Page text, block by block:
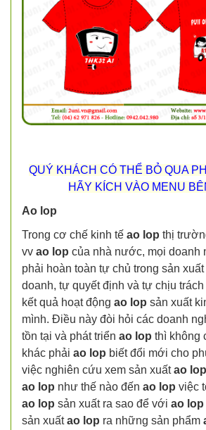
QUÝ KHÁCH CÓ THỂ BỎ QUA
HÃY KÍCH VÀO MENU
Ao lop
Trong cơ chế kinh tế ao lop thị
vv ao lop của nhà nước, mọi doanh
phải hoàn toàn tự chủ trong sản xuất
doanh, tự quyết định và tự chịu
kết quả hoạt động ao lop sản xuất
mình. Điều này đòi hỏi các doanh
tồn tại và phát triển ao lop thì không
khác phải ao lop biết đổi mới cho
việc nghiên cứu xem sản xuấtao lop
ao lop như thế nào đến ao lop việc
ao lop sản xuất ra sao để với ao lop
sản xuấtao lop ra những sản phẩm